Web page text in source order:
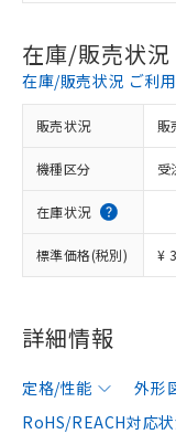
在庫/販売状況
在庫/販売状況 ご利
販売状況 販
機種区分 受
在庫状況
標準価格(税別) ¥
詳細情報
定格/性能 外形
RoHS/REACH対応